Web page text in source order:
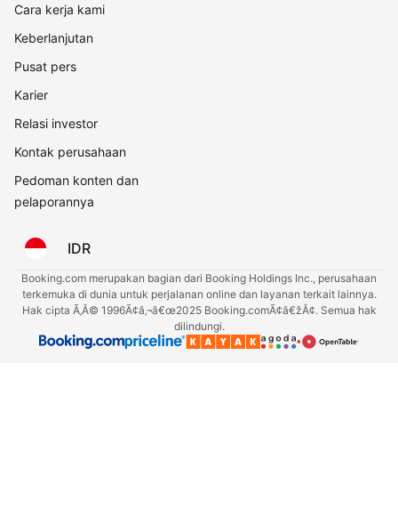
Cara kerja kami
Keberlanjutan
Pusat pers
Karier
Relasi investor
Kontak perusahaan
Pedoman konten dan
pelaporannya
IDR
Booking.com merupakan bagian dari Booking Holdings Inc., perusahaan
terkemuka di dunia untuk perjalanan online dan layanan terkait lainnya.
Hak cipta Ã‚Â© 1996Ã¢â‚¬â€œ2025 Booking.comÃ¢â€žÂ¢. Semua hak
dilindungi.